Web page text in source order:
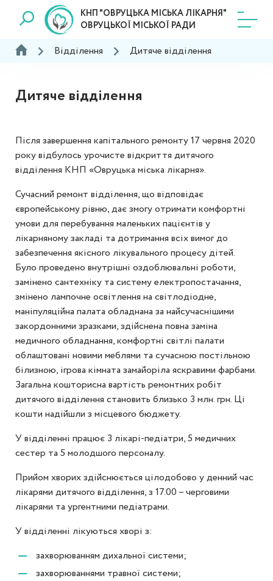
КНП "ОВРУЦЬКА МІСЬКА ЛІКАРНЯ"
ОВРУЦЬКОЇ МІСЬКОЇ РАДИ
Відділення Дитяче відділення
Дитяче відділення
Після завершення капітального ремонту 17 червня 2020
року відбулось урочисте відкриття дитячого
відділення КНП «Овруцька міська лікарня».
Сучасний ремонт відділення, що відповідає
європейському рівню, дає змогу отримати комфортні
умови для перебування маленьких пацієнтів у
лікарняному закладі та дотримання всіх вимог до
забезпечення якісного лікувального процесу дітей.
Було проведено внутрішні оздоблювальні роботи,
замінено сантехніку та систему електропостачання,
змінено лампочне освітлення на світлодіодне,
маніпуляційна палата обладнана за найсучаснішими
закордонними зразками, здійснена повна заміна
медичного обладнання, комфортні світлі палати
облаштовані новими меблями та сучасною постільною
білизною, ігрова кімната замайоріла яскравими фарбами.
Загальна кошторисна вартість ремонтних робіт
дитячого відділення становить близько 3 млн. грн. Ці
кошти надійшли з місцевого бюджету.
У відділенні працює 3 лікарі-педіатри, 5 медичних
сестер та 5 молодшого персоналу.
Прийом хворих здійснюється цілодобово у денний час
лікарями дитячого відділення, з 17.00 – черговими
лікарями та ургентними педіатрами.
У відділенні лікуються хворі з:
захворюванням дихальної системи;
захворюваннями травної системи;